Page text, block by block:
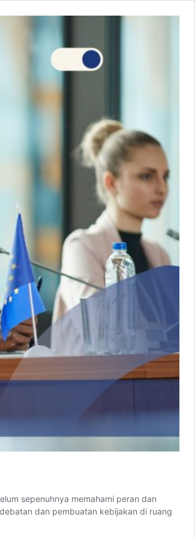
sepenuhnya memahami peran dan
dan pembuatan kebijakan di ruang